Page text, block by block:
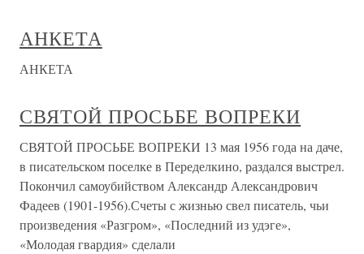
АНКЕТА
АНКЕТА
СВЯТОЙ ПРОСЬБЕ ВОПРЕКИ
СВЯТОЙ ПРОСЬБЕ ВОПРЕКИ 13 мая 1956 года на даче,
в писательском поселке в Переделкино, раздался выстрел.
Покончил самоубийством Александр Александрович
Фадеев (1901-1956).Счеты с жизнью свел писатель, чьи
произведения «Разгром», «Последний из удэге»,
«Молодая гвардия» сделали